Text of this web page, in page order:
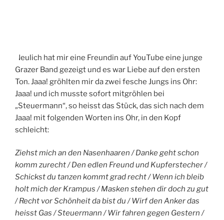
Neulich hat mir eine Freundin auf YouTube eine junge
Grazer Band gezeigt und es war Liebe auf den ersten
Ton. Jaaa! gröhlten mir da zwei fesche Jungs ins Ohr:
Jaaa! und ich musste sofort mitgröhlen bei
„Steuermann“, so heisst das Stück, das sich nach dem
Jaaa! mit folgenden Worten ins Ohr, in den Kopf
schleicht:
Ziehst mich an den Nasenhaaren / Danke geht schon
komm zurecht / Den edlen Freund und Kupferstecher /
Schickst du tanzen kommt grad recht / Wenn ich bleib
holt mich der Krampus / Masken stehen dir doch zu gut
/ Recht vor Schönheit da bist du / Wirf den Anker das
heisst Gas / Steuermann / Wir fahren gegen Gestern /